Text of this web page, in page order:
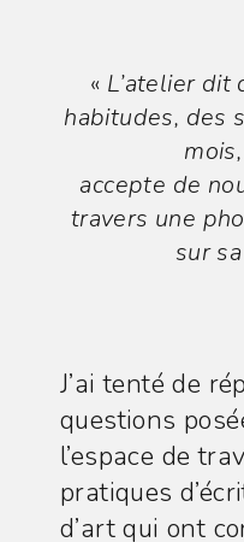
« L’atelier dit
habitudes, des
accepte de
travers une
sur
J’ai tenté de
questions
l’espace de
pratiques
d’art qui ont